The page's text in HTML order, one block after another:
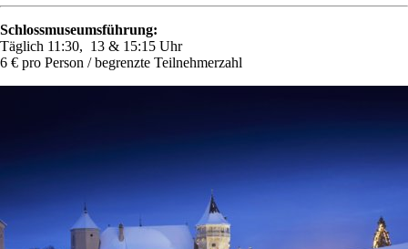
Schlossmuseumsführung:
Täglich 11:30, 13 & 15:15 Uhr
6 € pro Person / begrenzte Teilnehmerzahl